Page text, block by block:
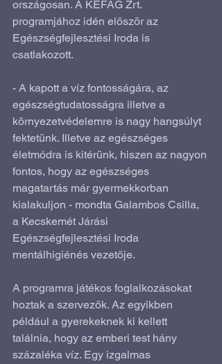
országosan. A KEFAG Zrt.
programjához idén először az
Egészségfejlesztési Iroda is
csatlakozott.
- A kapott a víz fontosságára, az
egészségtudatosságra illetve a
környezetvédelemre is nagy hangsúlyt
fektetünk. Illetve az egészséges
életmódra is kitérünk, hiszen az nagyon
fontos, hogy az egészséges
magatartás már gyermekkorban
kialakuljon - mondta Galambos Csilla,
a Kecskemét Járási
Egészségfejlesztési Iroda
mentálhigiénés vezetője.
A programra játékos foglalkozásokat
hoztak a szervezők. Az egyikben
például a gyerekeknek ki kellett
találnia, hogy az emberi test hány
százaléka víz. Egy izgalmas